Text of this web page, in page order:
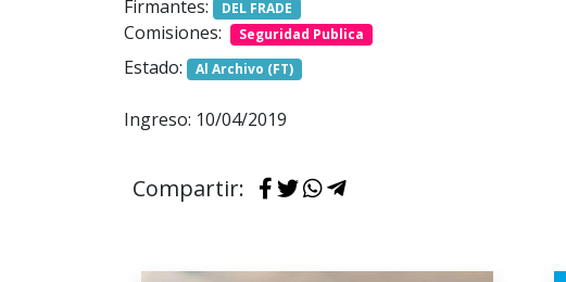
Firmantes:
DEL FRADE
Comisiones: Seguridad Publica
Estado: Al Archivo (FT)
Ingreso: 10/04/2019
Compartir: